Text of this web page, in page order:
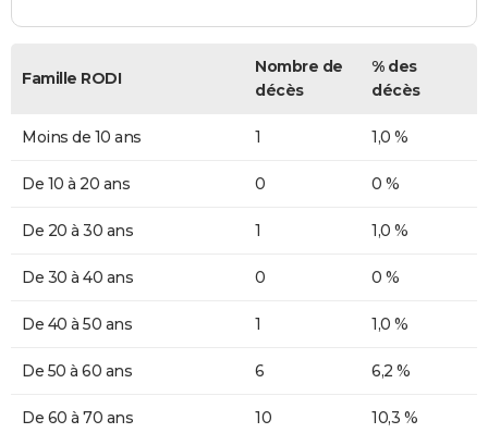
Famille RODI
Nombre de
décès
% des
décès
Moins de 10 ans 1 1,0 %
De 10 à 20 ans 0 0 %
De 20 à 30 ans 1 1,0 %
De 30 à 40 ans 0 0 %
De 40 à 50 ans 1 1,0 %
De 50 à 60 ans 6 6,2 %
De 60 à 70 ans 10 10,3 %